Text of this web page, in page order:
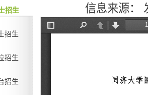
招生
招生
招生
招生
信息来源：